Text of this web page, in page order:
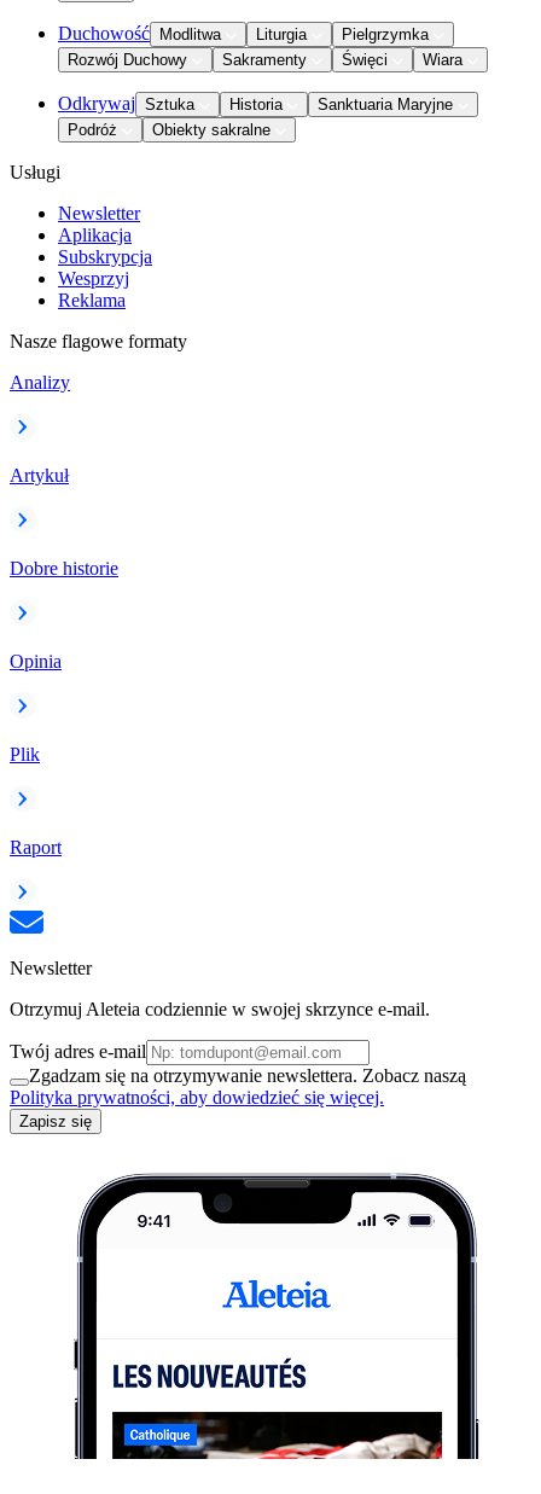
Duchowość Modlitwa Liturgia
Pielgrzymka
Rozwój Duchowy
Sakramenty Święci Wiara
Odkrywaj Sztuka Historia
Sanktuaria Maryjne
Podróż
Obiekty sakralne
Usługi
Newsletter
Aplikacja
Subskrypcja
Wesprzyj
Reklama
Nasze flagowe formaty
Analizy
Artykuł
Dobre historie
Opinia
Plik
Raport
Newsletter
Otrzymuj Aleteia codziennie w swojej skrzynce e-mail.
Twój adres e-mail
Zgadzam się na otrzymywanie newslettera. Zobacz naszą
Polityka prywatności, aby dowiedzieć się więcej.
Zapisz się